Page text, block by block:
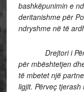
bashkëpunimin e
deritanishme për
ndryshme në të
Drejtori i
për mbështetjen
të mbetet një
ligjit. Përveç